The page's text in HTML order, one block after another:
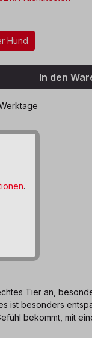
Hund
denIn den
Tier an,
ist besonders
bekommt, mit
.